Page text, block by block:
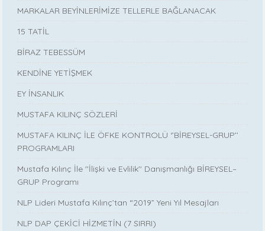
MARKALAR BEYİNLERİMİZE TELLERLE BAĞLANACAK
15 TATİL
BİRAZ TEBESSÜM
KENDİNE YETİŞMEK
EY İNSANLIK
MUSTAFA KILINÇ SÖZLERİ
MUSTAFA KILINÇ İLE ÖFKE KONTROLÜ ‘’BİREYSEL-GRUP’’
PROGRAMLARI
Mustafa Kılınç İle ''İlişki ve Evlilik'' Danışmanlığı BİREYSEL–
GRUP Programı
NLP Lideri Mustafa Kılınç’tan “2019” Yeni Yıl Mesajları
NLP DAP ÇEKİCİ HİZMETİN (7 SIRRI)